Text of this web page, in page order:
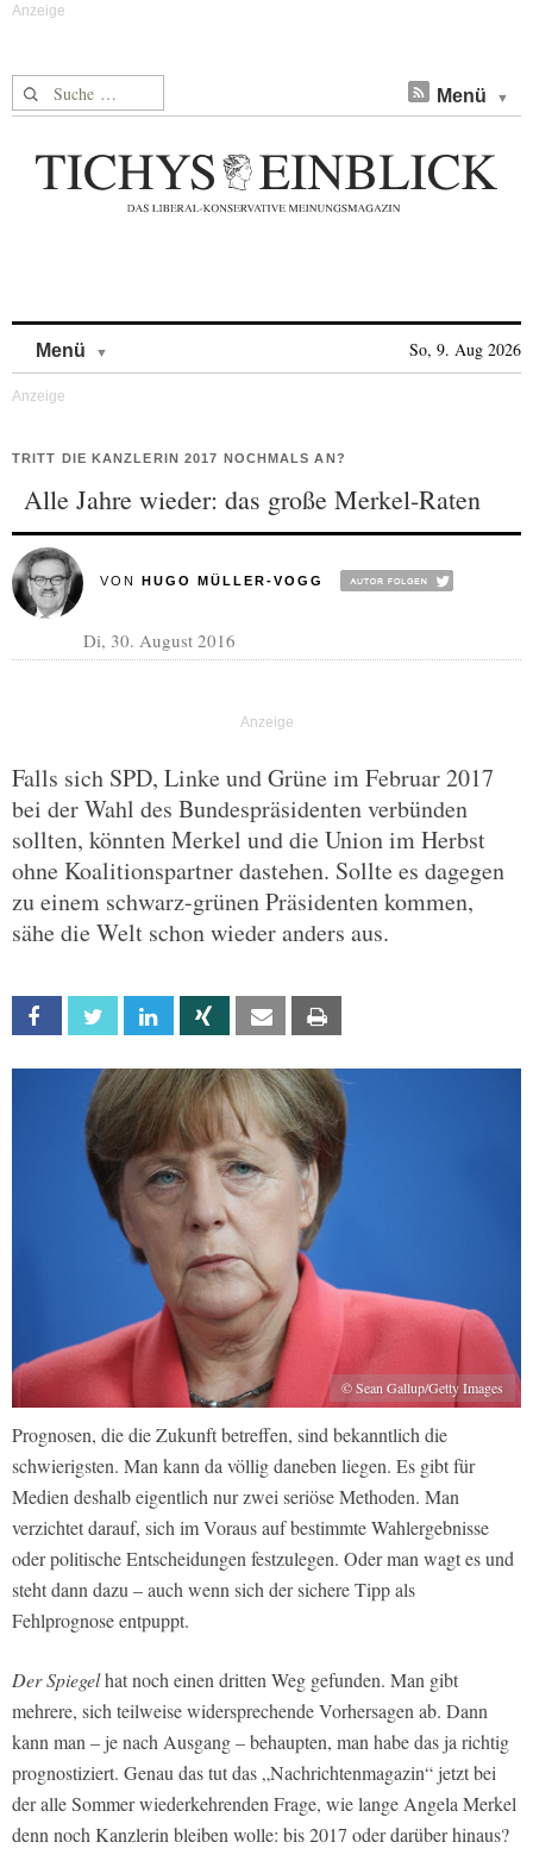
Suche nach: Menü
Menü So, 9. Aug 2026
TRITT DIE KANZLERIN 2017 NOCHMALS AN?
Alle Jahre wieder: das große Merkel-Raten
VON HUGO MÜLLER-VOGG
Di, 30. August 2016
Falls sich SPD, Linke und Grüne im Februar 2017
bei der Wahl des Bundespräsidenten verbünden
sollten, könnten Merkel und die Union im Herbst
ohne Koalitionspartner dastehen. Sollte es dagegen
zu einem schwarz-grünen Präsidenten kommen,
sähe die Welt schon wieder anders aus.
Facebook Twitter Linkedin Xing Email
© Sean Gallup/Getty Images
Prognosen, die die Zukunft betreffen, sind bekanntlich die
schwierigsten. Man kann da völlig daneben liegen. Es gibt für
Medien deshalb eigentlich nur zwei seriöse Methoden. Man
verzichtet darauf, sich im Voraus auf bestimmte Wahlergebnisse
oder politische Entscheidungen festzulegen. Oder man wagt es und
steht dann dazu – auch wenn sich der sichere Tipp als
Fehlprognose entpuppt.
Der Spiegelhat noch einen dritten Weg gefunden. Man gibt
mehrere, sich teilweise widersprechende Vorhersagen ab. Dann
kann man – je nach Ausgang – behaupten, man habe das ja richtig
prognostiziert. Genau das tut das „Nachrichtenmagazin“ jetzt bei
der alle Sommer wiederkehrenden Frage, wie lange Angela Merkel
denn noch Kanzlerin bleiben wolle: bis 2017 oder darüber hinaus?